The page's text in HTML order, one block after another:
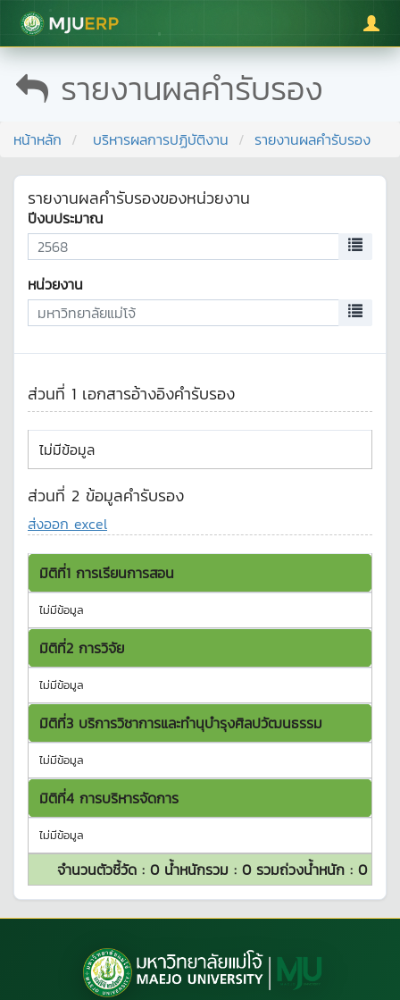
มหาวิทยาลัยแม่โจ้
รายงานผลคำรับรอง
หน้าหลัก บริหารผลการปฏิบัติงาน รายงานผลคำรับรอง
รายงานผลคำรับรองของหน่วยงาน
ปีงบประมาณ
หน่วยงาน
ส่วนที่ 1 เอกสารอ้างอิงคำรับรอง
ไม่มีข้อมูล
ส่วนที่ 2 ข้อมูลคำรับรอง
ส่งออก excel
มิติที่1 การเรียนการสอน
ไม่มีข้อมูล
มิติที่2 การวิจัย
ไม่มีข้อมูล
มิติที่3 บริการวิชาการและทำนุบำรุงศิลปวัฒนธรรม
ไม่มีข้อมูล
มิติที่4 การบริหารจัดการ
ไม่มีข้อมูล
จำนวนตัวชี้วัด : 0 น้ำหนักรวม : 0 รวมถ่วงน้ำหนัก : 0